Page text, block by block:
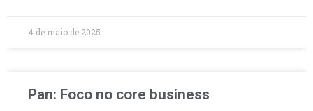
4 de maio de 2025
Pan: Foco no core business